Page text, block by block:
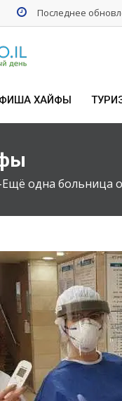
Последнее
ХАЙФЫ
Ещё одна больница